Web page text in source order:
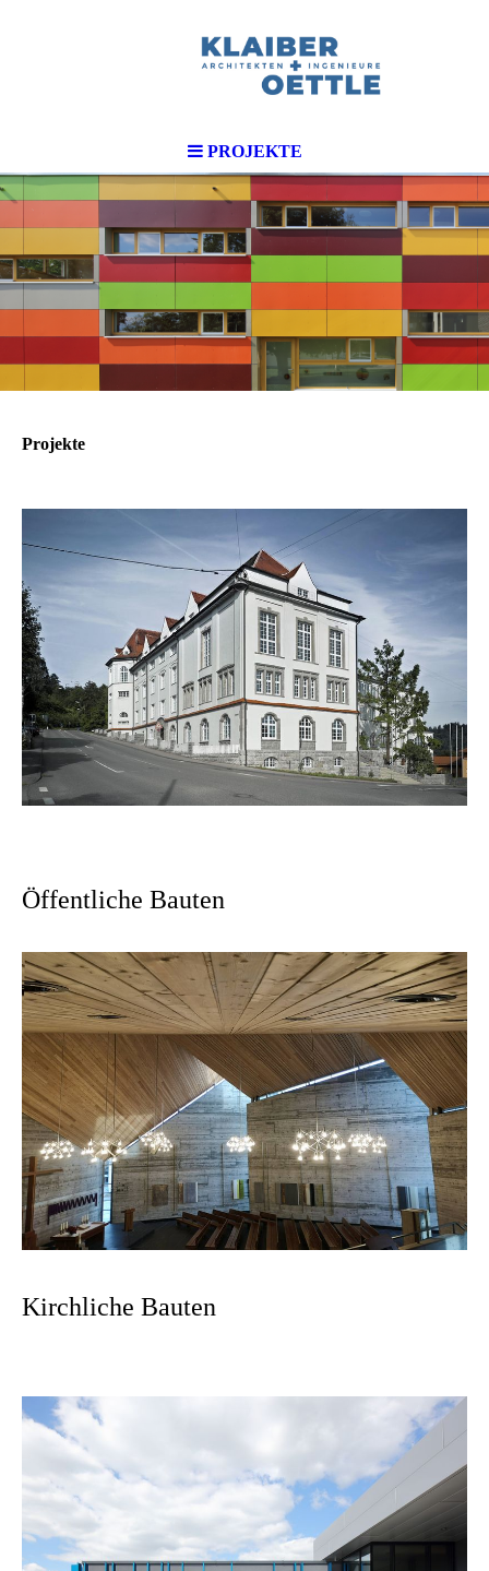
PROJEKTE
Projekte
Öffentliche Bauten
Kirchliche Bauten